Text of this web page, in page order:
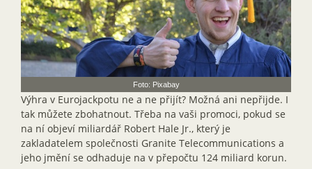
Foto: Pixabay
Výhra v Eurojackpotu ne a ne přijít? Možná ani nepřijde. I
tak můžete zbohatnout. Třeba na vaši promoci, pokud se
na ní objeví miliardář Robert Hale Jr., který je
zakladatelem společnosti Granite Telecommunications a
jeho jmění se odhaduje na v přepočtu 124 miliard korun.